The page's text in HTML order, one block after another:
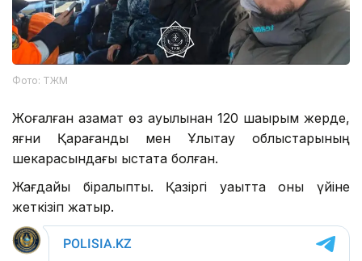
Фото: ТЖМ
Жоғалған азамат өз ауылынан 120 шақырым жерде,
яғни Қарағанды ​​мен Ұлытау облыстарының
шекарасындағы қыстақта болған.
Жағдайы бірқалыпты. Қазіргі уақытта оны үйіне
жеткізіп жатыр.